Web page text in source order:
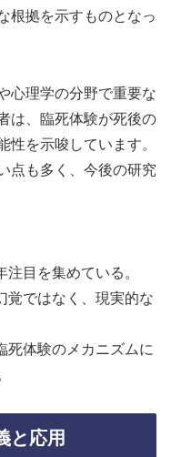
根拠を示すものとなっ
心理学の分野で重要な
は、臨死体験が死後の
性を示唆しています。
点も多く、今後の研究
目を集めている。
覚ではなく、現実的な
死体験のメカニズムに
と応用